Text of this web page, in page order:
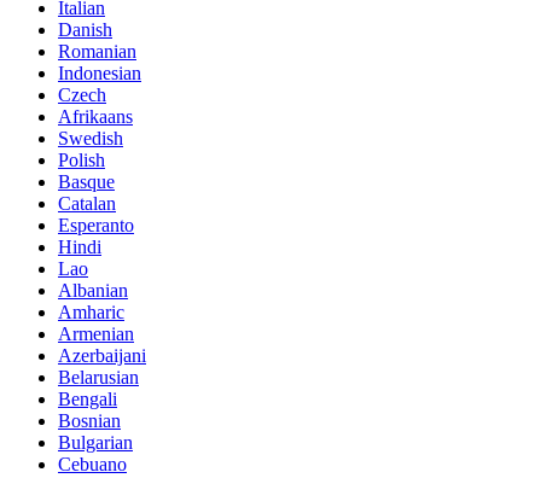
Italian
Danish
Romanian
Indonesian
Czech
Afrikaans
Swedish
Polish
Basque
Catalan
Esperanto
Hindi
Lao
Albanian
Amharic
Armenian
Azerbaijani
Belarusian
Bengali
Bosnian
Bulgarian
Cebuano